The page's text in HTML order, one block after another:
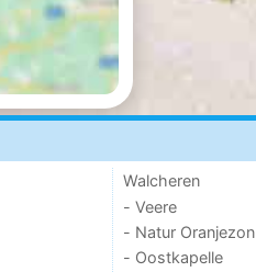
Walcheren
- Veere
- Natur Oranjezon
- Oostkapelle